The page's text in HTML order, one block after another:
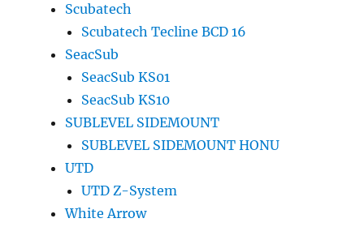
Scubatech
Scubatech Tecline BCD 16
SeacSub
SeacSub KS01
SeacSub KS10
SUBLEVEL SIDEMOUNT
SUBLEVEL SIDEMOUNT HONU
UTD
UTD Z-System
White Arrow